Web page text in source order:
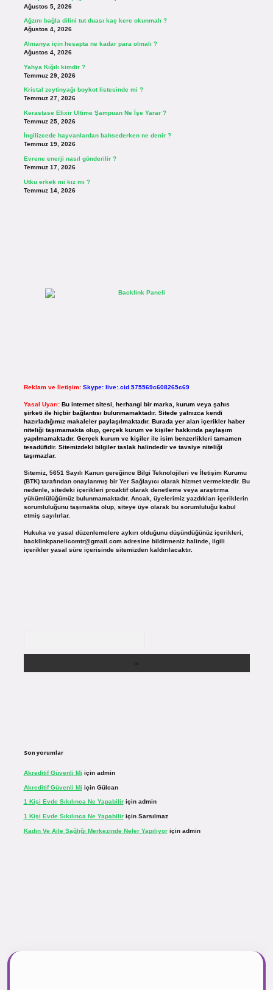
Ağustos 5, 2026
Ağzını bağla dilini tut duası kaç kere okunmalı ?
Ağustos 4, 2026
Almanya için hesapta ne kadar para olmalı ?
Ağustos 4, 2026
Yahya Kığılı kimdir ?
Temmuz 29, 2026
Kristal zeytinyağı boykot listesinde mi ?
Temmuz 27, 2026
Kerastase Elixir Ultime Şampuan Ne İşe Yarar ?
Temmuz 25, 2026
İngilizcede hayvanlardan bahsederken ne denir ?
Temmuz 19, 2026
Evrene enerji nasıl gönderilir ?
Temmuz 17, 2026
Utku erkek mi kız mı ?
Temmuz 14, 2026
Reklam ve İletişim: Skype: live:.cid.575569c608265c69
Yasal Uyarı: Bu internet sitesi, herhangi bir marka, kurum veya şahıs
şirketi ile hiçbir bağlantısı bulunmamaktadır. Sitede yalnızca kendi
hazırladığımız makaleler paylaşılmaktadır. Burada yer alan içerikler haber
niteliği taşımamakta olup, gerçek kurum ve kişiler hakkında paylaşım
yapılmamaktadır. Gerçek kurum ve kişiler ile isim benzerlikleri tamamen
tesadüfidir. Sitemizdeki bilgiler taslak halindedir ve tavsiye niteliği
taşımazlar.
Sitemiz, 5651 Sayılı Kanun gereğince Bilgi Teknolojileri ve İletişim Kurumu
(BTK) tarafından onaylanmış bir Yer Sağlayıcı olarak hizmet vermektedir. Bu
nedenle, sitedeki içerikleri proaktif olarak denetleme veya araştırma
yükümlülüğümüz bulunmamaktadır. Ancak, üyelerimiz yazdıkları içeriklerin
sorumluluğunu taşımakta olup, siteye üye olarak bu sorumluluğu kabul
etmiş sayılırlar.
Hukuka ve yasal düzenlemelere aykırı olduğunu düşündüğünüz içerikleri,
backlinkpanelicomtr@gmail.comadresine bildirmeniz halinde, ilgili
içerikler yasal süre içerisinde sitemizden kaldırılacaktır.
Son yorumlar
Akreditif Güvenli Mi için admin
Akreditif Güvenli Mi için Gülcan
1 Kişi Evde Sıkılınca Ne Yapabiliriçin admin
1 Kişi Evde Sıkılınca Ne Yapabiliriçin Sarsılmaz
Kadın Ve Aile Sağlığı Merkezinde Neler Yapılıyoriçin admin